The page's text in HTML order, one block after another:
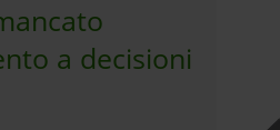
a decisioni